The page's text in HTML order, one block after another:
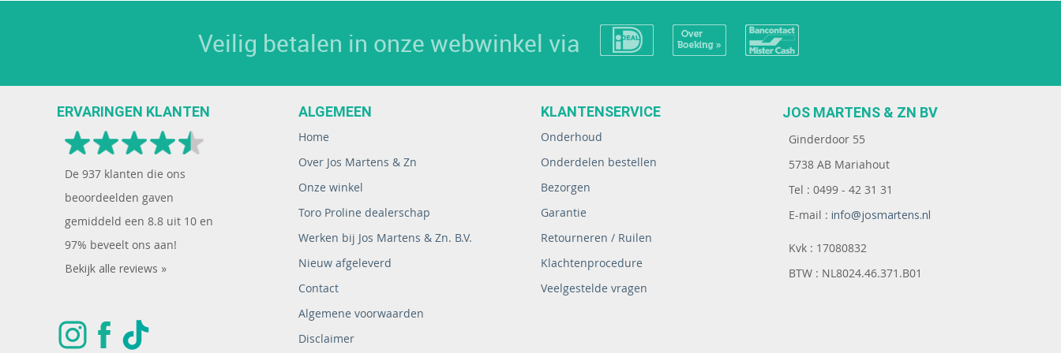
Veilig betalen in onze webwinkel via
ERVARINGEN KLANTEN
De 937 klanten die ons
beoordeelden gaven
gemiddeld een 8.8 uit 10 en
97% beveelt ons aan!
Bekijk alle reviews »
ALGEMEEN
Home
Over Jos Martens & Zn
Onze winkel
Toro Proline dealerschap
Werken bij Jos Martens & Zn. B.V.
Nieuw afgeleverd
Contact
Algemene voorwaarden
Disclaimer
KLANTENSERVICE
Onderhoud
Onderdelen bestellen
Bezorgen
Garantie
Retourneren / Ruilen
Klachtenprocedure
Veelgestelde vragen
JOS MARTENS & ZN BV
Ginderdoor 55
5738 AB Mariahout
Tel : 0499 - 42 31 31
E-mail :info@josmartens.nl
Kvk : 17080832
BTW : NL8024.46.371.B01